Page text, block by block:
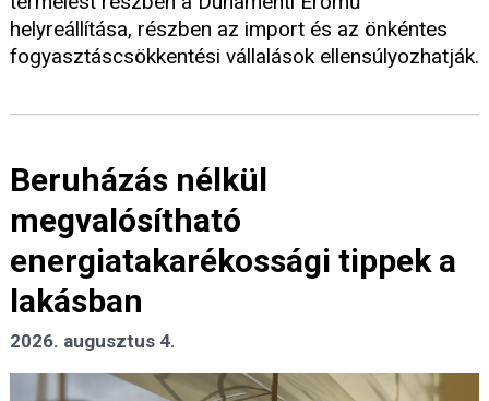
helyreállítása, részben az import és az önkéntes
fogyasztáscsökkentési vállalások ellensúlyozhatják.
Beruházás nélkül
megvalósítható
energiatakarékossági tippek a
lakásban
2026. augusztus 4.